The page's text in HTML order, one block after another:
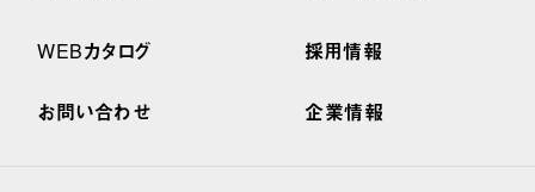
WEBカタログ
お問い合わせ
採用情報
企業情報